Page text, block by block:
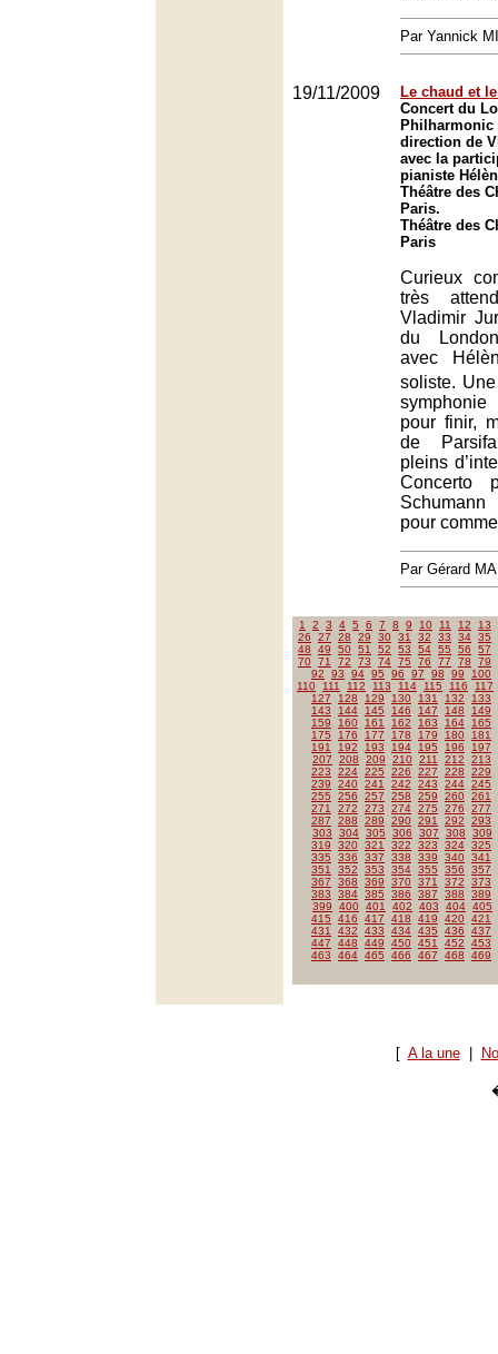
Par Yannick
19/11/2009
Le chaud et
Concert du
Philharmonic
direction de
avec la
pianiste
Théâtre des
Paris.
Théâtre des
Paris
Curieux
très
Vladimir
du
avec
soliste.
pour finir,
de
pleins
Concerto
pour
Par Gérard
1 2 3 4 5 6 7 8 9 10 11 12
13
26
27 28 29 30 31 32 33 34 35
48
49 50 51 52 53 54 55 56
57
70 71 72 73 74 75 76 77 78
79
92
93 94 95 96 97 98 99
100
110
111 112 113 114 115 116
117
127
128 129 130 131 132
133
143
144 145 146 147 148
149
159
160 161 162 163 164
165
175
176 177 178 179 180
181
191
192 193 194 195 196
197
207
208 209 210 211 212
213
223
224 225 226 227 228
229
239
240 241 242 243 244 245
255
256 257 258 259 260 261
271
272 273 274 275 276
277
287
288 289 290 291 292
293
303
304 305 306 307 308
309
319
320 321 322 323 324 325
335
336 337 338 339 340 341
351
352 353 354 355 356
357
367
368 369 370 371 372
373
383
384 385 386 387 388
389
399
400 401 402 403 404 405
415
416 417 418 419 420 421
431
432 433 434 435 436
437
447
448 449 450 451 452
453
463
464 465 466 467 468 469
[ A la une|